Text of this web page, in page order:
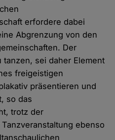
erfordere dabei
Abgrenzung von den
Der
sei daher Element
freigeistigen
präsentieren und
so das
trotz der
ebenso